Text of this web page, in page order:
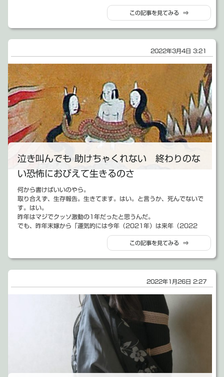
忙しすぎて、子どもたちと遊ぶ時間もないし、漫画描いたり、ギター
なのに、お金はない。これ・・・オレは何やってんだろうな。と。忙
しいなら、せめてお金は貯まってくれよと思う訳ですよ。
年末年始に半年ぶりくらいに連休でお休みするので、その間に一応社
長として、3期目の展望を考えようと思ってる。
3期目はもう少しキャッシュ的な部分をしっかり考えていこうかと。
だって、キャッシュが無くなったらそれはもう会社倒産ですので。
今の事業規模くらいで、もう少しお休み取れて、お金も貯まる方法は
ないものかなと。
まぁ、そんな感じですよね。
ただ、お金のことは置いておいたとして、今年は例年にはない位まぢ
で色んなお仕事に携わることが出来た。お仕事以外でも色んな事が起
こった。これについては、めっちゃいい経験になった。多分、相当レ
ベルアップもしているだろうて。出来ることは相当増えたと思って
今年は、経験値をひたすら稼ぐ1年だったんだろう。そう思う。
【創作活動について】
創作活動の方での今年の成果と言えば、短編漫画「2人マイナス14
年」と「おともだち」、中編漫画「不動産売買であった怖い話」、長
編小説「ひと時の暗がり」の第1部執筆。
以上。
うむ。少ない！あまりにも少ない！
正確には、他にも「出来過ぎた準備」と言う新作短編のネタがほぼ出
これまで生きてきてどれだけ忙しくても漫画を描くのだけは止めなか
受験勉強の合間にでも、毎週1話書くのは止めなかったし、娘が生ま
れたばっかりの時とかでさえ、２～３時間おきに泣き出す娘を横に置
いて寝ずに漫画書いてたと言うのに・・・
いや、あの頃は寝なければ漫画を描く時間が取れたんだよ。今は、寝
ずにお仕事してるからな。と、そんな言い訳をしていいのかどうか。
果たして本当に時間が取れなかったのだろうか。
色々思うところはなくはないんだよな。
ただ、それでも前回の記事でも書いた通り「不動産」漫画の奴は過去
最高のPV数だったんだよ。それだけがせめてもの救いと言えば救い。
う解釈であってるかはわかんないけど）な左hotitemになりましてん
嬉しくて、ちゃんとキャプチャー取ったし。
アクセス数も、11話で2万5千位あるようで・・・1話平均2000ア
クセス位だと考えると、「G」の時は大体200～500くらいだったの
で、下手したら10倍くらいのアクセス数になるんだよな。
去年１年はホント心も体も、あとお財布もズタボロになったけど、こ
の結果で何となくおっちゃんは満足してしまった。
まぁ、今も裁判は続いてるけどな。
オレの事をずっと守ってくれている竜ちゃんと、ここ1年ですごく仲
良くなった。
お話もできるようになったし、姿も見えるようになった。別に信じて
ほしいわけじゃあない。信じない人は信じなければいい。病気だと思
うなら思えばいい。
でも実際に仲良くなってしまったものはしょうがない。
今日、お仕事で煮詰まって病んでたんだけど、そしたら「絵を描いて
気分を変えたら。モデルになるよ。」と横に腰を下ろしたので、それ
元々公開オナニーでしかないこのブログ。
年取ってチョッと性欲の落ち着いてきたおっさんなので、オナニーの
回数だって減るんだよ。と言う事にしておこう。
さてさて。
この空いてる間にネタが一切なかったというわけじゃあないんだけ
ど、それはまたいずれ、長々と書くだろう。（と言いつつ、ここ最近
の感じからしたら、多分書かない気がしてるけども）
そんなことを全て差し置いてでも、今日は書かずにはいられない気分
になってしまう事があった。
どこかに吐き出したい。どこに吐き出す・・・となると、ここしか思
いつかなかったんだよ。
少しだけ戻りながら話す。
オレと嫁の会社さんも、なんとかかんとか創業1期目を無事終えた。
（プライベートでは土地の事とか土地の事とか土地の事とかで全然順
調じゃなかったけど）
色んな人に助けられ続けながら、当初目標にしていた予算の130%く
ホントよくやったよ。オレ。そして嫁。
してもし足りない。し足りないので、このまま2期目もよろしくお願
会社の方も、オレと嫁以外にも従業員が1人・・・あと、今月1人と9
月ころに1人採用予定。
他にも、外注形式で一緒に仕事するパートナーさんもいたりして、ま
ぁ、10人には満たない超絶零細企業ではあるんだけど、何となく会社
っぽい感じにもなってきた・・・と思う。
今回の増員に当たってハローワークで求人をかけた。
ありがたい事にここ最近買い手市場になっている中で、たくさん応募
ト自分でもこんな事になるとは・・・と思ってる。
決まったんだけど、実はまだ3人ほど面接の予定が入ってて、その人
たちに対して会いもしないで「あ・・・もう決まったので、面接は結
構ですよ」とか言えるはずもない。
かと言って、どうせ採用する気もないけど、世間体気にして一応会う
には会ってやる。みたいな、くそムカつくゴミのような大人にだけは
これが折衷案なのかと言われれば、自信ないけれどもそんな状況の中
でオレは「本当に良い人が来たら枠は埋まってるけど、それでも採用
するつもり」で残りの面接を続行することにした。
この記事を見てみる ⇒
2022年3月4日 3:21
泣き叫んでも 助けちゃくれない 終わりのな
い恐怖におびえて生きるのさ
何から書けばいいのやら。
取り合えず、生存報告。生きてます。はい。と言うか、死んでないで
す。はい。
昨年はマジでクッソ激動の1年だったと思うんだ。
でも、昨年末嫁から「運気的には今年（2021年）は来年（2022
年）の助走でしかないみたいだよ」と言う何とも不吉な話を聞いた。
その時には、ぶっちゃけ「何言ってんだよ。これだけ激動だった年が
助走とか言ってたら死ぬっつうの」と思ってた。思ってたんだよ。
そして、今年になって早2か月が終わり3月。
その事にもまぁまぁショックを受けるんだけども、それはそれとし
去年は助走だっ
文字大きくしてやった。
この記事を見てみる ⇒
2022年1月26日 2:27